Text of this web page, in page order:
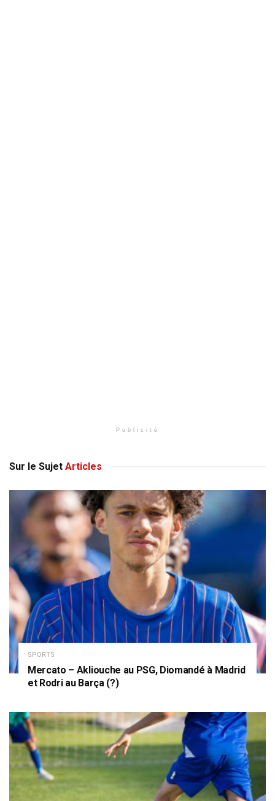
Publicité
Sur le Sujet Articles
SPORTS
Mercato – Akliouche au PSG, Diomandé à Madrid
et Rodri au Barça (?)